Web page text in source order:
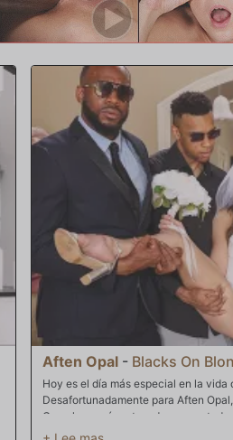
Aften Opal - Blacks On
Hoy es el día más especial en la
Desafortunadamente para Aften
Con el corazón roto y
Por suerte para ella, tiene un suegro